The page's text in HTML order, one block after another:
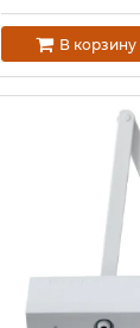
В корзину